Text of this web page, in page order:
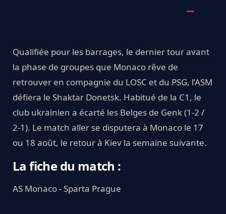
Qualifiée pour les barrages, le dernier tour avant
la phase de groupes que Monaco rêve de
retrouver en compagnie du LOSC et du PSG, l’ASM
défiera le Shaktar Donetsk. Habitué de la C1, le
club ukrainien a écarté les Belges de Genk (1-2 /
2-1). Le match aller se disputera à Monaco le 17
ou 18 août, le retour à Kiev la semaine suivante.
La fiche du match :
AS Monaco - Sparta Prague